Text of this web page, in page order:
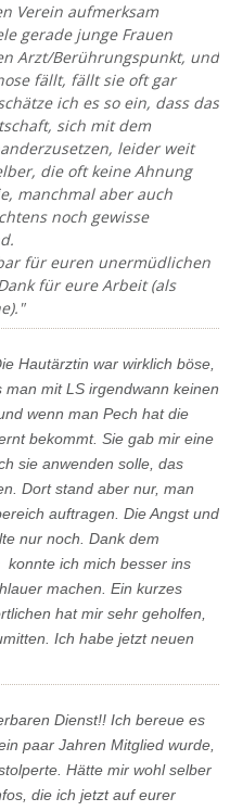
Verein aufmerksam
gerade junge Frauen
Arzt/Berührungspunkt, und
fällt, fällt sie oft gar
ich es so ein, dass das
sich mit dem
leider weit
die oft keine Ahnung
manchmal aber auch
noch gewisse
für euren unermüdlichen
für eure Arbeit (als
Hautärztin war wirklich böse,
mit LS irgendwann keinen
wenn man Pech hat die
bekommt. Sie gab mir eine
sie anwenden solle, das
Dort stand aber nur, man
auftragen. Die Angst und
nur noch. Dank dem
konnte ich mich besser ins
machen. Ein kurzes
hat mir sehr geholfen,
Ich habe jetzt neuen
Dienst!! Ich bereue es
paar Jahren Mitglied wurde,
Hätte mir wohl selber
die ich jetzt auf eurer